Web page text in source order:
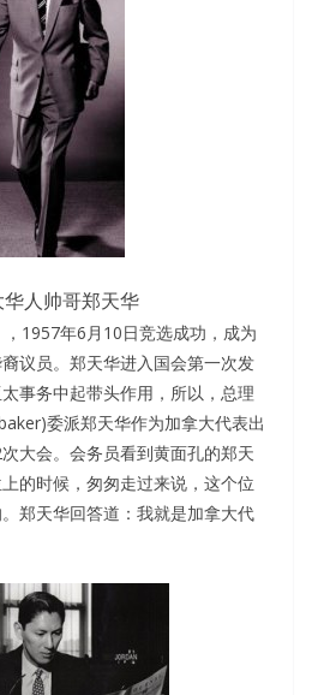
华人帅哥郑天华
1957年6月10日竞选成功，成为
议员。郑天华进入国会第一次发
事务中起带头作用，所以，总理
委派郑天华作为加拿大代表出
大会。会务员看到黄面孔的郑天
的时候，匆匆走过来说，这个位
郑天华回答道：我就是加拿大代